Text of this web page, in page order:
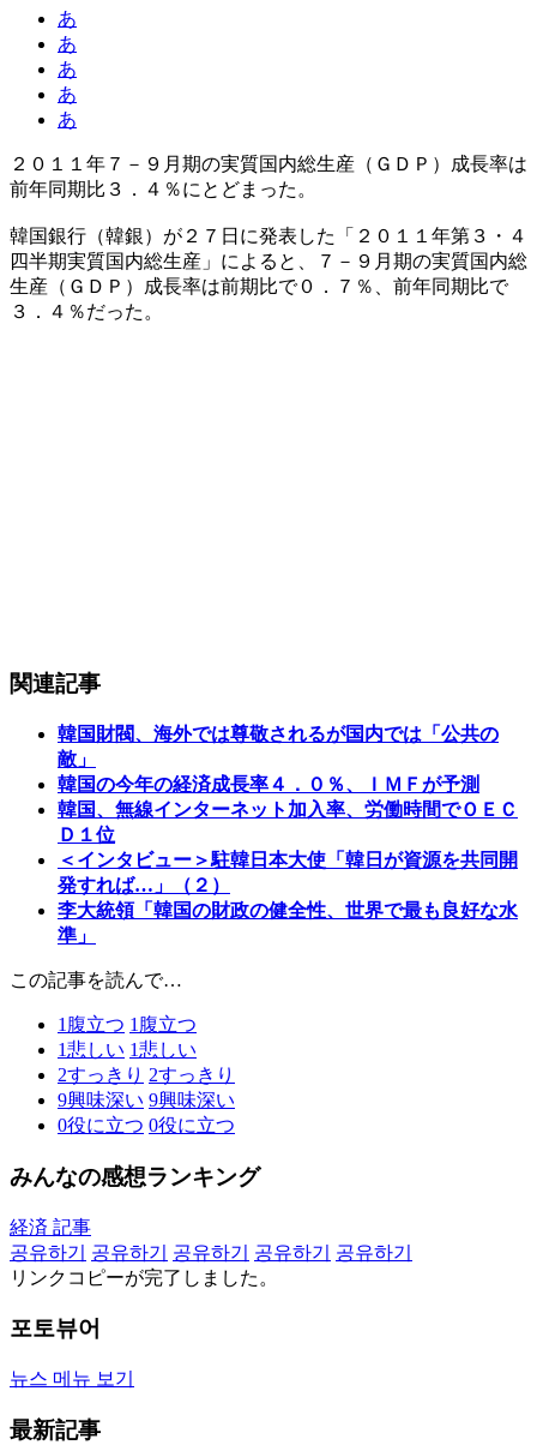
あ
あ
あ
あ
あ
２０１１年７－９月期の実質国内総生産（ＧＤＰ）成長率は
前年同期比３．４％にとどまった。
韓国銀行（韓銀）が２７日に発表した「２０１１年第３・４
四半期実質国内総生産」によると、７－９月期の実質国内総
生産（ＧＤＰ）成長率は前期比で０．７％、前年同期比で
３．４％だった。
関連記事
韓国財閥、海外では尊敬されるが国内では「公共の
敵」
韓国の今年の経済成長率４．０％、ＩＭＦが予測
韓国、無線インターネット加入率、労働時間でＯＥＣ
Ｄ１位
＜インタビュー＞駐韓日本大使「韓日が資源を共同開
発すれば…」（２）
李大統領「韓国の財政の健全性、世界で最も良好な水
準」
この記事を読んで…
1 腹立つ 1 腹立つ
1悲しい 1悲しい
2すっきり 2すっきり
9興味深い 9興味深い
0役に立つ 0役に立つ
みんなの感想ランキング
経済 記事
공유하기
공유하기 공유하기 공유하기
공유하기
リンクコピーが完了しました。
포토뷰어
뉴스 메뉴 보기
最新記事